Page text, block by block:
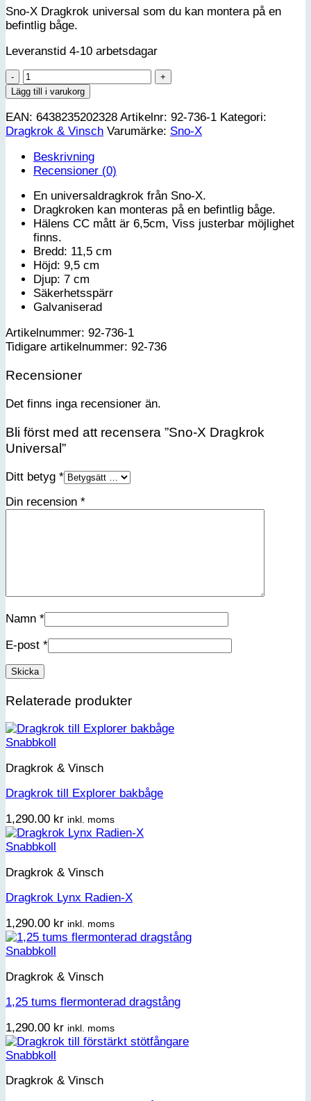
Sno-X Dragkrok universal som du kan montera på en
befintlig båge.
Leveranstid 4-10 arbetsdagar
Sno-
X
Universal
mängd
Lägg till i varukorg
EAN: 6438235202328 Artikelnr: 92-736-1 Kategori:
Dragkrok & Vinsch Varumärke: Sno-X
Beskrivning
Recensioner (0)
En universaldragkrok från Sno-X.
Dragkroken kan monteras på en befintlig båge.
Hälens CC mått är 6,5cm, Viss justerbar möjlighet
finns.
Bredd: 11,5 cm
Höjd: 9,5 cm
Djup: 7 cm
Säkerhetsspärr
Galvaniserad
Artikelnummer: 92-736-1
Tidigare artikelnummer: 92-736
Recensioner
Det finns inga recensioner än.
Bli först med att recensera ”Sno-X Dragkrok
Universal”
Ditt betyg *
Din recension *
Namn *
E-post *
Relaterade produkter
Snabbkoll
Dragkrok & Vinsch
Dragkrok till Explorer bakbåge
1,290.00 kr inkl. moms
Snabbkoll
Dragkrok & Vinsch
Dragkrok Lynx Radien-X
1,290.00 kr inkl. moms
Snabbkoll
Dragkrok & Vinsch
1,25 tums flermonterad dragstång
1,290.00 kr inkl. moms
Snabbkoll
Dragkrok & Vinsch